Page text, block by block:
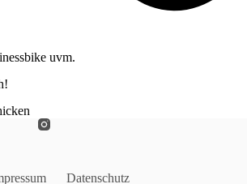
uvm.
Datenschutz